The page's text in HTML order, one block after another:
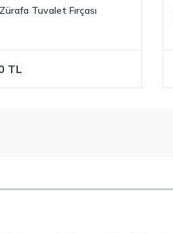
Tuvalet Fırçası
TL